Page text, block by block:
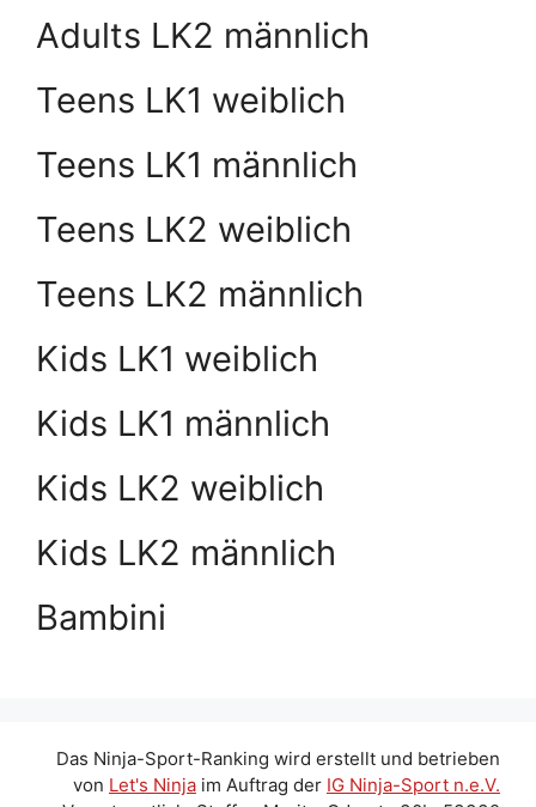
Adults LK2 männlich
Teens LK1 weiblich
Teens LK1 männlich
Teens LK2 weiblich
Teens LK2 männlich
Kids LK1 weiblich
Kids LK1 männlich
Kids LK2 weiblich
Kids LK2 männlich
Bambini
Das Ninja-Sport-Ranking wird erstellt und betrieben
von Let's Ninja im Auftrag der IG Ninja-Sport n.e.V.